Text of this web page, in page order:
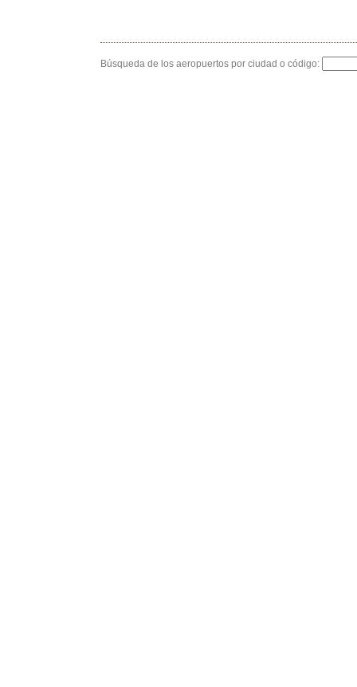
Búsqueda de los aeropuertos por ciudad o código: